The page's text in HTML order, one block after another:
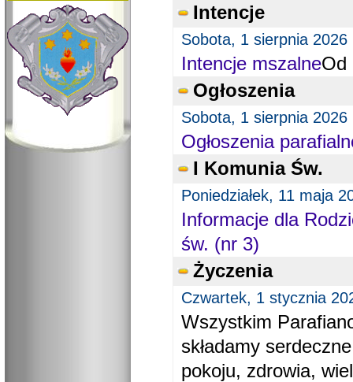
Intencje
Sobota, 1 sierpnia 2026
Intencje mszalneOd
Ogłoszenia
Sobota, 1 sierpnia 2026
Ogłoszenia
I Komunia Św.
Poniedziałek, 11 maja
Informacje dla
św. (nr 3)
Życzenia
Czwartek, 1 stycznia
Wszystkim
składamy
pokoju, zdrowia,